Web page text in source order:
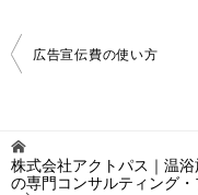
投
稿
ゲ
ー
広告宣伝費の使い方
株式会社アクトパス｜温
の専門コンサルティング・